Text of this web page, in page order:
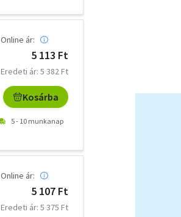
Online ár:
5 113 Ft
Eredeti ár: 5 382 Ft
Kosárba
5 - 10 munkanap
Online ár:
5 107 Ft
Eredeti ár: 5 375 Ft